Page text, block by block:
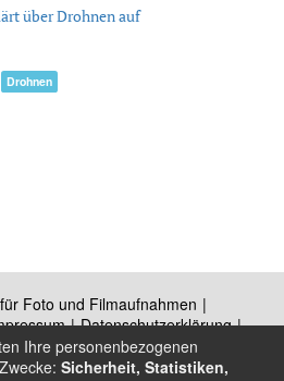
über Drohnen auf
Drohnen
Foto und Filmaufnahmen
Datenschutzerklärung
Ihre personenbezogenen
Sicherheit, Statistiken,